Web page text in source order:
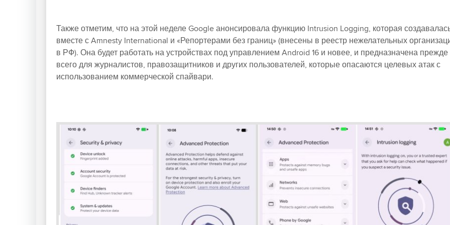
Также отметим, что на этой неделе Google анонсировала функцию Intrusion Logging, которая
вместе с Amnesty International и «Репортерами без границ» (внесены в реестр нежелательных
в РФ). Она будет работать на устройствах под управлением Android 16 и новее, и предназначена прежде
всего для журналистов, правозащитников и других пользователей, которые опасаются целевых атак с
использованием коммерческой спайвари.